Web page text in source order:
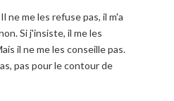
ne me les refuse pas, il m'a
Si j'insiste, il me les
il ne me les conseille pas.
pas pour le contour de